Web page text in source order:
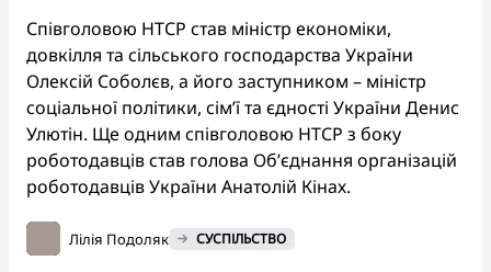
Співголовою НТСР став міністр економіки,
довкілля та сільського господарства України
Олексій Соболєв, а його заступником – міністр
соціальної політики, сім’ї та єдності України Денис
Улютін. Ще одним співголовою НТСР з боку
роботодавців став голова Об’єднання організацій
роботодавців України Анатолій Кінах.
Лілія Подоляк СУСПІЛЬСТВО